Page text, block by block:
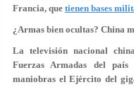
Francia, que tienen bases
¿Armas bien ocultas? China
La televisión nacional
Fuerzas Armadas del
maniobras el Ejército del